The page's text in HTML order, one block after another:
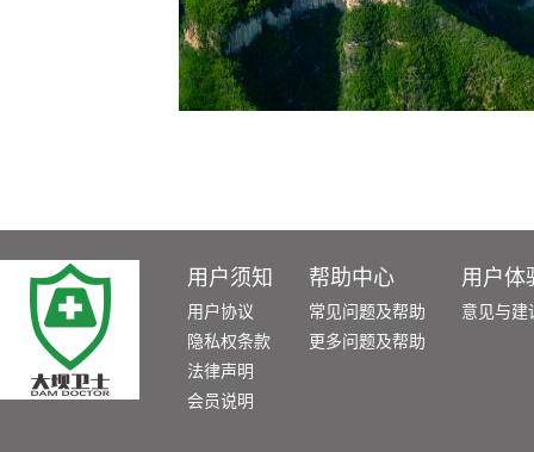
用户须知
用户协议
隐私权条款
法律声明
会员说明
帮助中心
常见问题及帮助
更多问题及帮助
用户体
意见与建